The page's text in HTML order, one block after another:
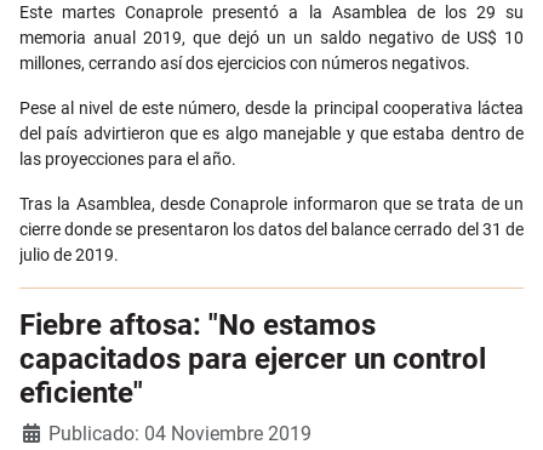
Este martes Conaprole presentó a la Asamblea de los 29 su
memoria anual 2019, que dejó un un saldo negativo de US$ 10
millones, cerrando así dos ejercicios con números negativos.
Pese al nivel de este número, desde la principal cooperativa láctea
del país advirtieron que es algo manejable y que estaba dentro de
las proyecciones para el año.
Tras la Asamblea, desde Conaprole informaron que se trata de un
cierre donde se presentaron los datos del balance cerrado del 31 de
julio de 2019.
Fiebre aftosa: "No estamos
capacitados para ejercer un control
eficiente"
Detalles
Publicado: 04 Noviembre 2019